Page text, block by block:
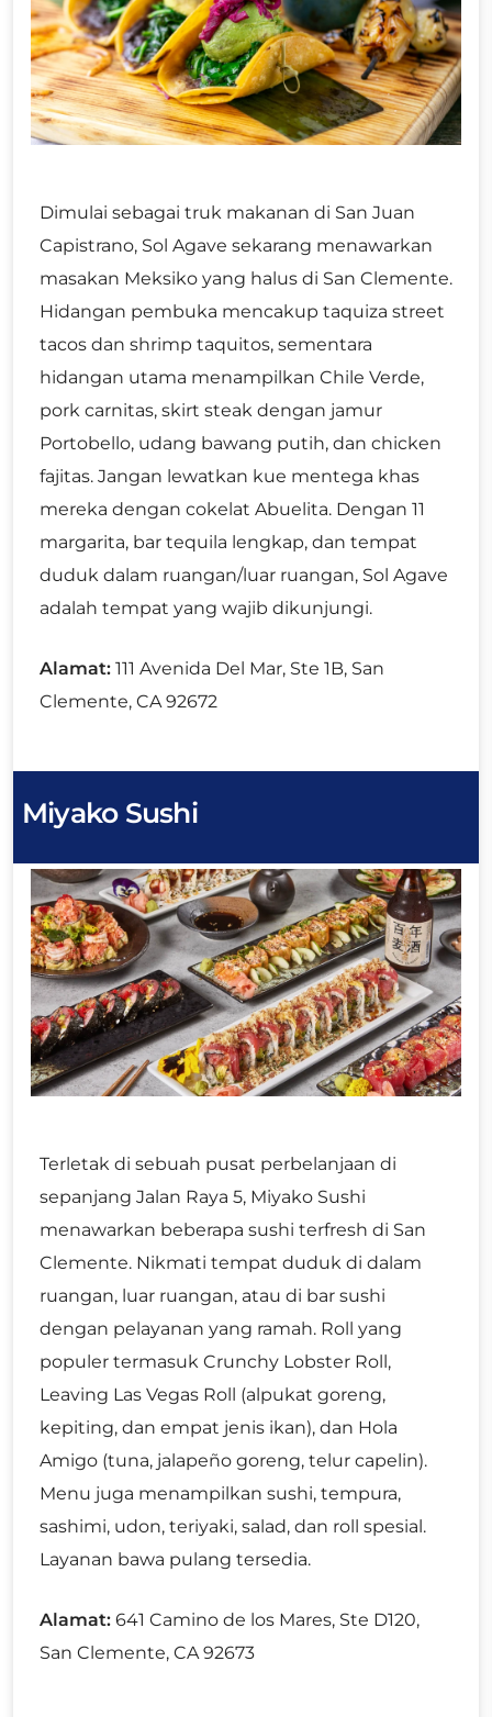
Dimulai sebagai truk makanan di San Juan
Capistrano, Sol Agave sekarang menawarkan
masakan Meksiko yang halus di San Clemente.
Hidangan pembuka mencakup taquiza street
tacos dan shrimp taquitos, sementara
hidangan utama menampilkan Chile Verde,
pork carnitas, skirt steak dengan jamur
Portobello, udang bawang putih, dan chicken
fajitas. Jangan lewatkan kue mentega khas
mereka dengan cokelat Abuelita. Dengan 11
margarita, bar tequila lengkap, dan tempat
duduk dalam ruangan/luar ruangan, Sol Agave
adalah tempat yang wajib dikunjungi.
Alamat: 111 Avenida Del Mar, Ste 1B, San
Clemente, CA 92672
Miyako Sushi
Terletak di sebuah pusat perbelanjaan di
sepanjang Jalan Raya 5, Miyako Sushi
menawarkan beberapa sushi terfresh di San
Clemente. Nikmati tempat duduk di dalam
ruangan, luar ruangan, atau di bar sushi
dengan pelayanan yang ramah. Roll yang
populer termasuk Crunchy Lobster Roll,
Leaving Las Vegas Roll (alpukat goreng,
kepiting, dan empat jenis ikan), dan Hola
Amigo (tuna, jalapeño goreng, telur capelin).
Menu juga menampilkan sushi, tempura,
sashimi, udon, teriyaki, salad, dan roll spesial.
Layanan bawa pulang tersedia.
Alamat: 641 Camino de los Mares, Ste D120,
San Clemente, CA 92673